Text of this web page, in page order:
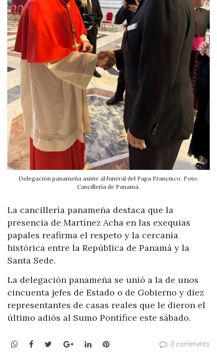
Delegación panameña asiste al funeral del Papa Francisco. Foto:
Cancillería de Panamá.
La cancillería panameña destaca que la
presencia de Martínez Acha en las exequias
papales reafirma el respeto y la cercanía
histórica entre la República de Panamá y la
Santa Sede.
La delegación panameña se unió a la de unos
cincuenta jefes de Estado o de Gobierno y diez
representantes de casas reales que le dieron el
último adiós al Sumo Pontífice este sábado.
WhatsApp
Facebook
TwitterGoogle+LinkedInPinterest 0 comments